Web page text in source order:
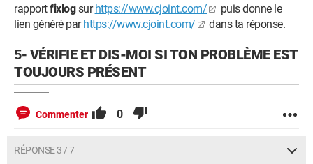
rapportfixlogsurhttps://www.cjoint.com/
puis donne le
lien généré parhttps://www.cjoint.com/ dans ta réponse.
5- VÉRIFIE ET DIS-MOI SI TON PROBLÈME EST
TOUJOURS PRÉSENT
Commenter 0
RÉPONSE 3 / 7